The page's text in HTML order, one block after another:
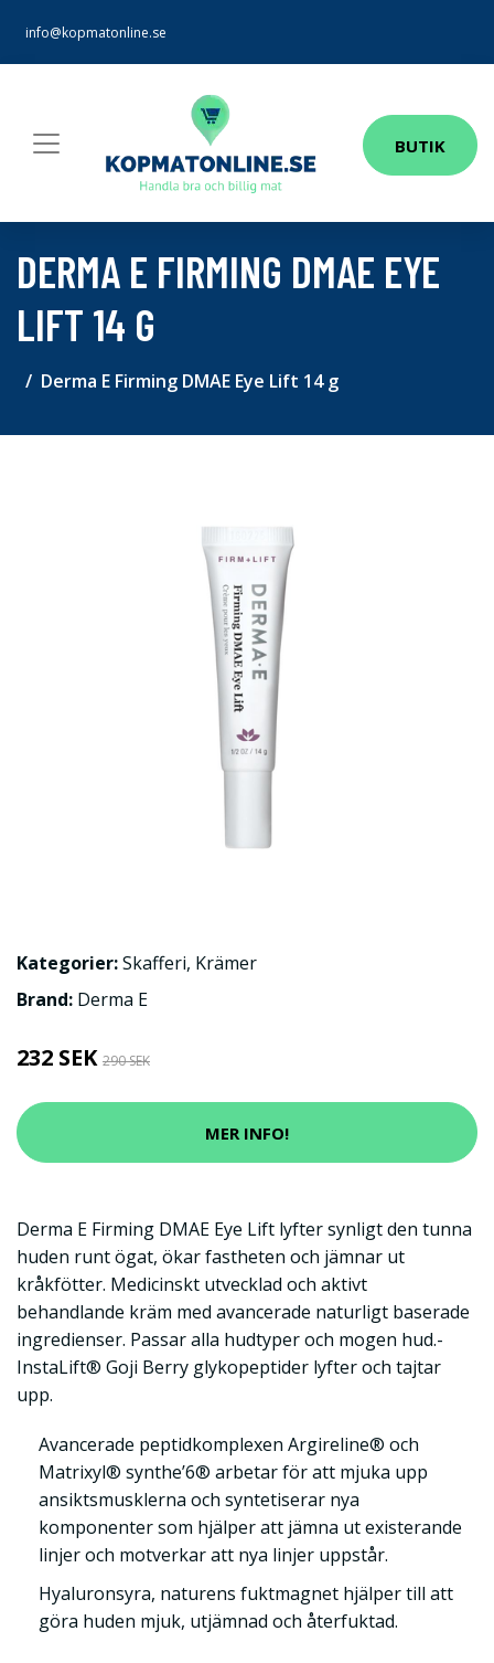
info@kopmatonline.se
BUTIK
DERMA E FIRMING DMAE EYE
LIFT 14 G
Derma E Firming DMAE Eye Lift 14 g
Kategorier:Skafferi, Krämer
Brand: Derma E
232 SEK 290 SEK
MER INFO!
Derma E Firming DMAE Eye Lift lyfter synligt den tunna
huden runt ögat, ökar fastheten och jämnar ut
kråkfötter. Medicinskt utvecklad och aktivt
behandlande kräm med avancerade naturligt baserade
ingredienser. Passar alla hudtyper och mogen hud.-
InstaLift® Goji Berry glykopeptider lyfter och tajtar
upp.
Avancerade peptidkomplexen Argireline® och
Matrixyl® synthe’6® arbetar för att mjuka upp
ansiktsmusklerna och syntetiserar nya
komponenter som hjälper att jämna ut existerande
linjer och motverkar att nya linjer uppstår.
Hyaluronsyra, naturens fuktmagnet hjälper till att
göra huden mjuk, utjämnad och återfuktad.